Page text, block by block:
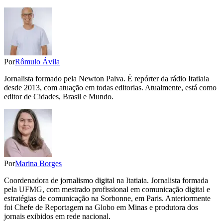
PorRômulo Ávila
Jornalista formado pela Newton Paiva. É repórter da rádio Itatiaia
desde 2013, com atuação em todas editorias. Atualmente, está como
editor de Cidades, Brasil e Mundo.
PorMarina Borges
Coordenadora de jornalismo digital na Itatiaia. Jornalista formada
pela UFMG, com mestrado profissional em comunicação digital e
estratégias de comunicação na Sorbonne, em Paris. Anteriormente
foi Chefe de Reportagem na Globo em Minas e produtora dos
jornais exibidos em rede nacional.